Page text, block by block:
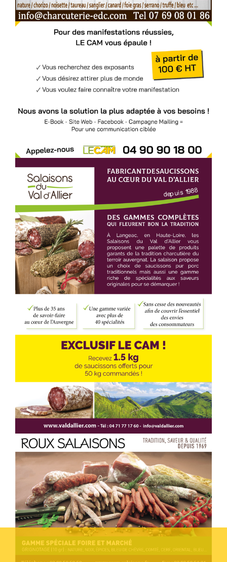
Voir l'annonce
Accéder au site
Voir l'annonce
Accéder au site
Voir l'annonce
Accéder au site